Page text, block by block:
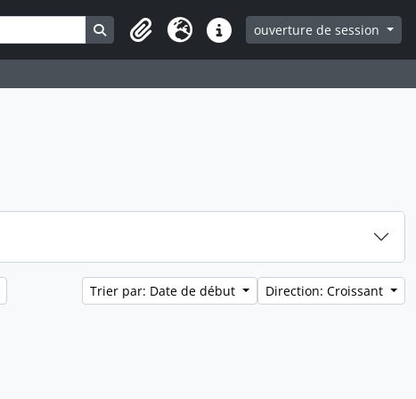
Search in browse page
ClipboardLangueLiens rapidesouverture de session
Trier par: Date de début Direction: Croissant